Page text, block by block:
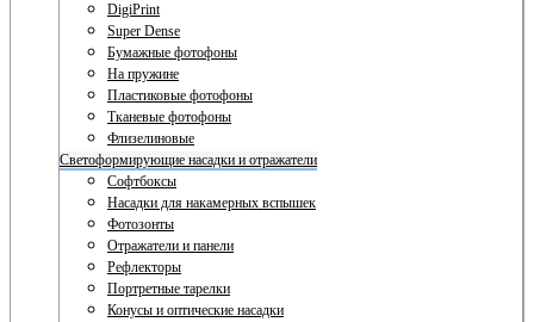
DigiPrint
Super Dense
Бумажные фотофоны
На пружине
Пластиковые фотофоны
Тканевые фотофоны
Флизелиновые
Светоформирующие насадки и отражатели
Софтбоксы
Насадки для накамерных вспышек
Фотозонты
Отражатели и панели
Рефлекторы
Портретные тарелки
Конусы и оптические насадки